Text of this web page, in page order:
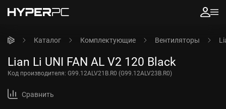
Каталог Комплектующие Вентиляторы
Lian Li UNI FAN AL V2 120 Black
Код производителя: G99.12ALV21B.R0 (G99.12ALV23B.R0)
Сравнить